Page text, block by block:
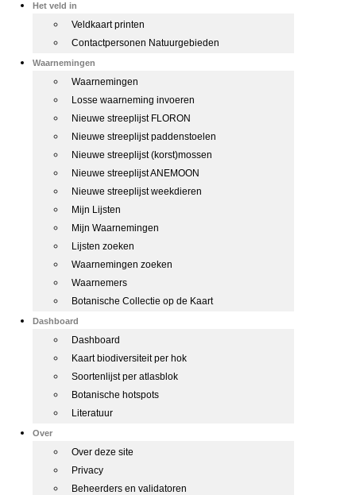
Het veld in
Veldkaart printen
Contactpersonen Natuurgebieden
Waarnemingen
Waarnemingen
Losse waarneming invoeren
Nieuwe streeplijst FLORON
Nieuwe streeplijst paddenstoelen
Nieuwe streeplijst (korst)mossen
Nieuwe streeplijst ANEMOON
Nieuwe streeplijst weekdieren
Mijn Lijsten
Mijn Waarnemingen
Lijsten zoeken
Waarnemingen zoeken
Waarnemers
Botanische Collectie op de Kaart
Dashboard
Dashboard
Kaart biodiversiteit per hok
Soortenlijst per atlasblok
Botanische hotspots
Literatuur
Over
Over deze site
Privacy
Beheerders en validatoren